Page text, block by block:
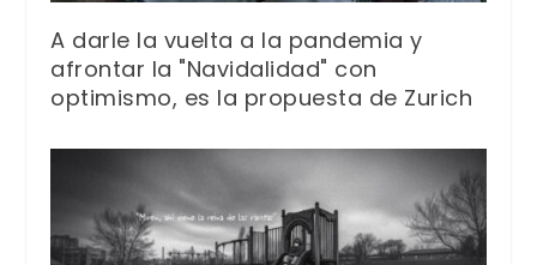
A darle la vuelta a la pandemia y
afrontar la "Navidalidad" con
optimismo, es la propuesta de Zurich